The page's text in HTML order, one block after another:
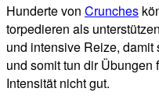
Hunderte von Crunches
torpedieren als
und intensive Reize,
und somit tun dir Übungen
Intensität nicht gut.